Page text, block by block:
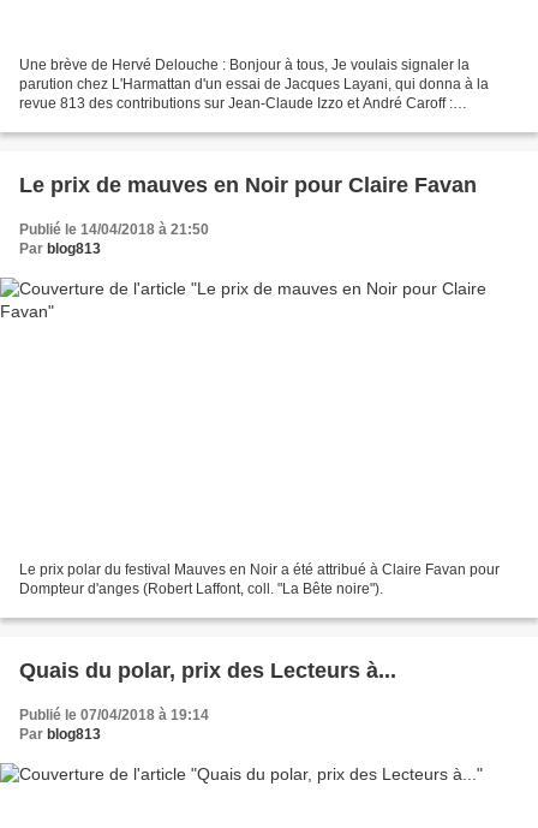
Une brève de Hervé Delouche : Bonjour à tous, Je voulais signaler la
parution chez L'Harmattan d'un essai de Jacques Layani, qui donna à la
revue 813 des contributions sur Jean-Claude Izzo et André Caroff :
Le prix de mauves en Noir pour Claire Favan
Publié le 14/04/2018 à 21:50
Par blog813
Le prix polar du festival Mauves en Noir a été attribué à Claire Favan pour
Dompteur d'anges (Robert Laffont, coll. "La Bête noire").
Quais du polar, prix des Lecteurs à...
Publié le 07/04/2018 à 19:14
Par blog813